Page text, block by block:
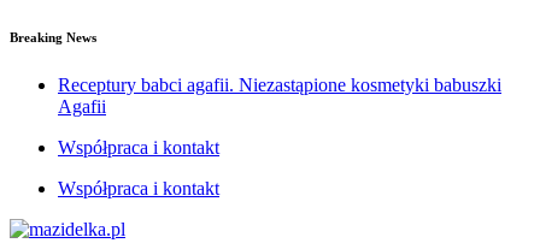
Breaking News
Receptury babci agafii. Niezastąpione kosmetyki babuszki
Agafii
Współpraca i kontakt
Współpraca i kontakt